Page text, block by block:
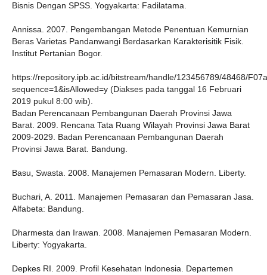
Bisnis Dengan SPSS. Yogyakarta: Fadilatama.
Annissa. 2007. Pengembangan Metode Penentuan Kemurnian
Beras Varietas Pandanwangi Berdasarkan Karakterisitik Fisik.
Institut Pertanian Bogor.
https://repository.ipb.ac.id/bitstream/handle/123456789/48468/
sequence=1&isAllowed=y (Diakses pada tanggal 16 Februari
2019 pukul 8:00 wib).
Badan Perencanaan Pembangunan Daerah Provinsi Jawa
Barat. 2009. Rencana Tata Ruang Wilayah Provinsi Jawa Barat
2009-2029. Badan Perencanaan Pembangunan Daerah
Provinsi Jawa Barat. Bandung.
Basu, Swasta. 2008. Manajemen Pemasaran Modern. Liberty.
Buchari, A. 2011. Manajemen Pemasaran dan Pemasaran Jasa.
Alfabeta: Bandung.
Dharmesta dan Irawan. 2008. Manajemen Pemasaran Modern.
Liberty: Yogyakarta.
Depkes RI. 2009. Profil Kesehatan Indonesia. Departemen